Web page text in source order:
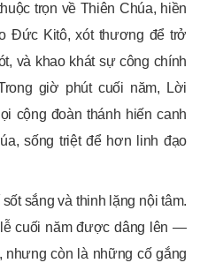
trọn về Thiên Chúa, hiền
Đức Kitô, xót thương để trở
và khao khát sự công chính
giờ phút cuối năm, Lời
cộng đoàn thánh hiến canh
sống triệt để hơn linh đạo
sắng và thinh lặng nội tâm.
cuối năm được dâng lên —
nhưng còn là những cố gắng